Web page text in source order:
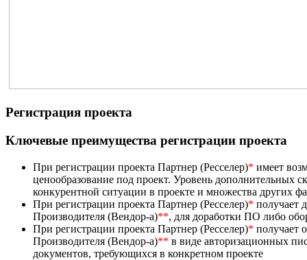
Регистрация проекта
Ключевые преимущества регистрации проекта
При регистрации проекта Партнер (Ресселер)* имеет
ценообразование под проект. Уровень дополнительных
конкурентной ситуации в проекте и множества других
При регистрации проекта Партнер (Ресселер)* получает
Производителя (Вендор-а)**, для доработки ПО либо
При регистрации проекта Партнер (Ресселер)* получает
Производителя (Вендор-а)** в виде авторизационных
документов, требующихся в конкретном проекте